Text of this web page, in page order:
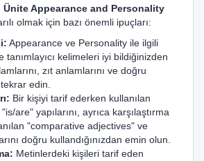
Ünite Appearance and Personality
olmak için bazı önemli ipuçları:
Appearance ve Personality ile ilgili
tanımlayıcı kelimeleri iyi bildiğinizden
zıt anlamlarını ve doğru
edin.
Bir kişiyi tarif ederken kullanılan
are" yapılarını, ayrıca karşılaştırma
"comparative adjectives" ve
doğru kullandığınızdan emin olun.
Metinlerdeki kişileri tarif eden